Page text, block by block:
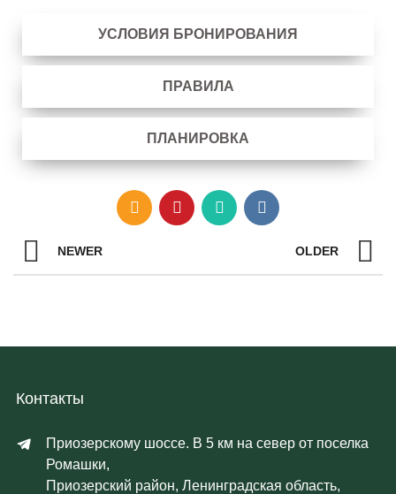
УСЛОВИЯ БРОНИРОВАНИЯ
ПРАВИЛА
ПЛАНИРОВКА
NEWER OLDER
Контакты
Приозерскому шоссе. В 5 км на север от поселка
Ромашки,
Приозерский район, Ленинградская область,